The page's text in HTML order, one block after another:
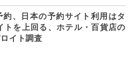
、日本の予約サイト利用はタ
トを上回る、ホテル・百貨店の
イト調査